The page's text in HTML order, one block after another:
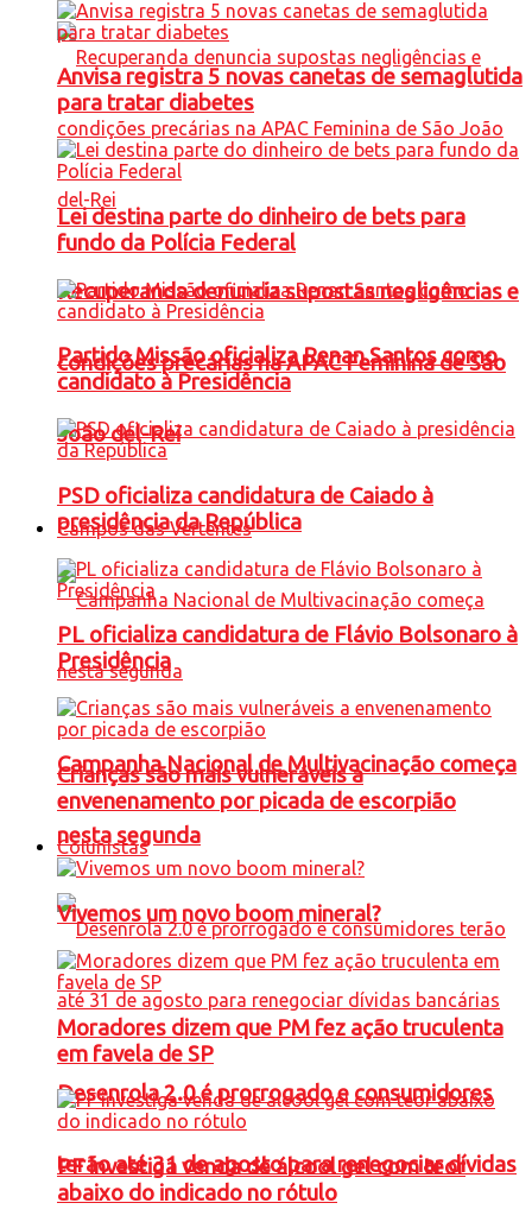
Recuperanda denuncia supostas negligências e
condições precárias na APAC Feminina de São
João del-Rei
Campos das Vertentes
Campanha Nacional de Multivacinação começa
nesta segunda
Desenrola 2.0 é prorrogado e consumidores
terão até 31 de agosto para renegociar dívidas
Anvisa registra 5 novas canetas de semaglutida
para tratar diabetes
Lei destina parte do dinheiro de bets para
fundo da Polícia Federal
Partido Missão oficializa Renan Santos como
candidato à Presidência
PSD oficializa candidatura de Caiado à
presidência da República
PL oficializa candidatura de Flávio Bolsonaro à
Presidência
Crianças são mais vulneráveis a
envenenamento por picada de escorpião
Colunistas
Vivemos um novo boom mineral?
Moradores dizem que PM fez ação truculenta
em favela de SP
PF investiga venda de álcool gel com teor
abaixo do indicado no rótulo